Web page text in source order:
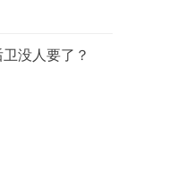
没人要了？